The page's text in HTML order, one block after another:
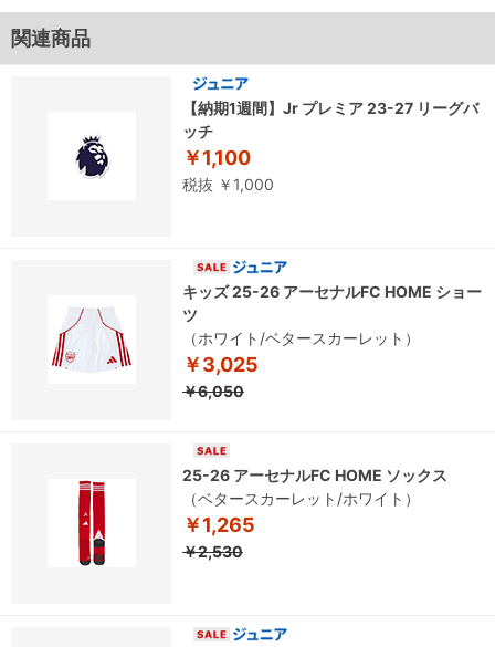
関連商品
【納期1週間】Jr プレミア 23-27 リーグバ
ッチ
￥1,100
税抜 ￥1,000
キッズ 25-26 アーセナルFC HOME ショー
ツ
（ホワイト/ベタースカーレット）
￥3,025
￥6,050
25-26 アーセナルFC HOME ソックス
（ベタースカーレット/ホワイト）
￥1,265
￥2,530